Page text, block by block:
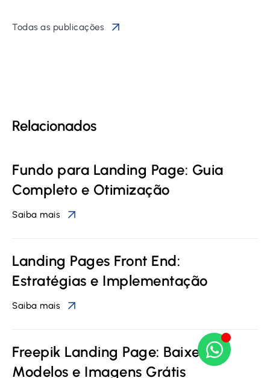
Todas as publicações
Relacionados
Fundo para Landing Page: Guia
Completo e Otimização
Saiba mais
Landing Pages Front End:
Estratégias e Implementação
Saiba mais
Freepik Landing Page: Baixe
Modelos e Imagens Grátis